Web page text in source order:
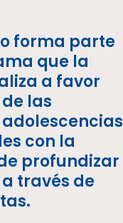
forma parte
que la
a favor
las
con la
profundizar
través de